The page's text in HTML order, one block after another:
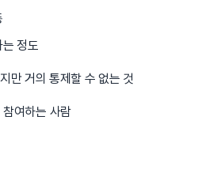
정도
만 거의 통제할 수 없는 것
여하는 사람